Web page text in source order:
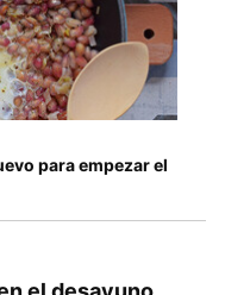
para empezar el